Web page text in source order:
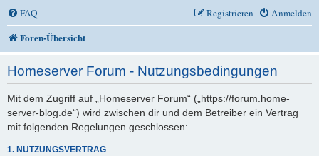
FAQ Anmelden
Registrieren
Foren-Übersicht
Homeserver Forum - Nutzungsbedingungen
Mit dem Zugriff auf „Homeserver Forum“ („https://forum.home-
server-blog.de“) wird zwischen dir und dem Betreiber ein Vertrag
mit folgenden Regelungen geschlossen:
1. NUTZUNGSVERTRAG